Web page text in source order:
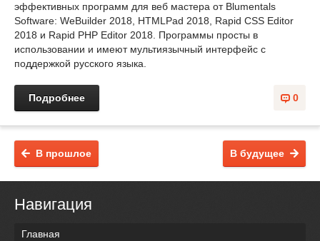
эффективных программ для веб мастера от Blumentals
Software: WeBuilder 2018, HTMLPad 2018, Rapid CSS Editor
2018 и Rapid PHP Editor 2018. Программы просты в
использовании и имеют мультиязычный интерфейс с
поддержкой русского языка.
0
Подробнее
В будущее
В прошлое
Навигация
Главная